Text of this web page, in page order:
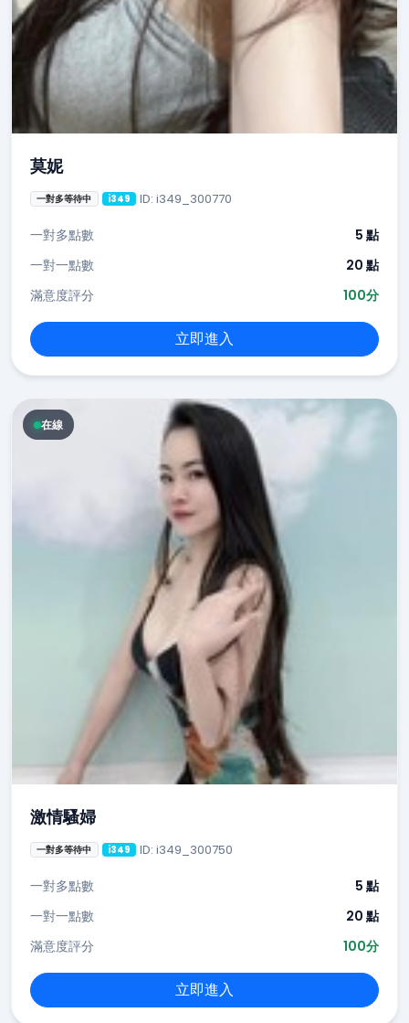
莫妮
一對多等待中 i349 ID: i349_300770
一對多點數
5 點
一對一點數
20 點
滿意度評分
100分
立即進入
在線
激情騷婦
一對多等待中 i349 ID: i349_300750
一對多點數
5 點
一對一點數
20 點
滿意度評分
100分
立即進入